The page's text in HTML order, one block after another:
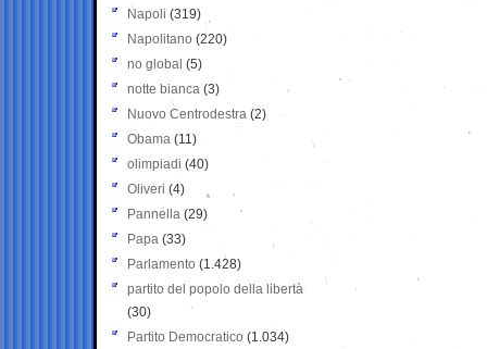
Napoli (319)
Napolitano (220)
no global (5)
notte bianca (3)
Nuovo Centrodestra (2)
Obama (11)
olimpiadi (40)
Oliveri (4)
Pannella (29)
Papa (33)
Parlamento (1.428)
partito del popolo della libertà
(30)
Partito Democratico (1.034)